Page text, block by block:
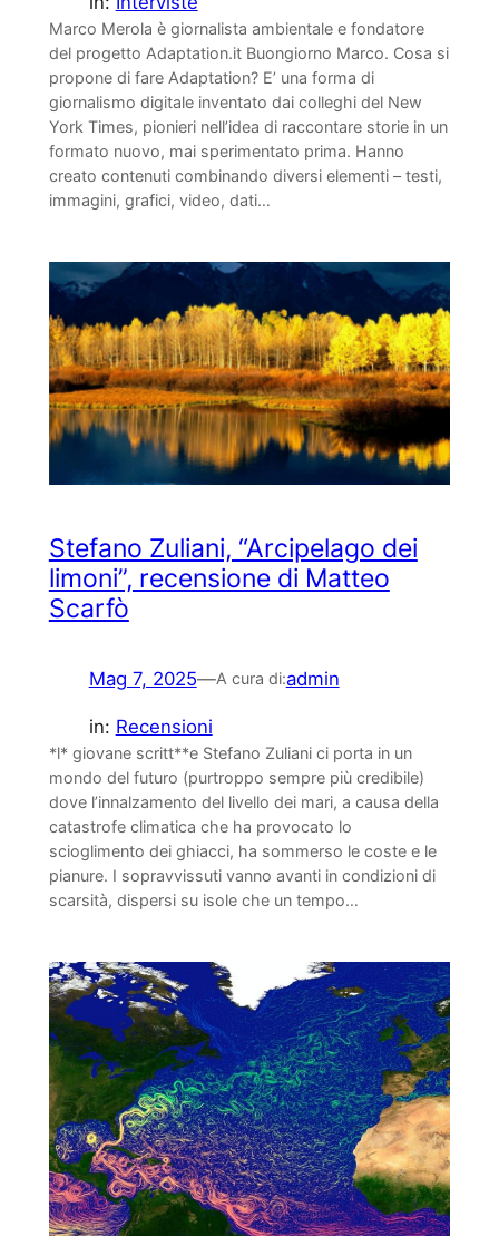
Marco Merola è giornalista ambientale e fondatore
del progetto Adaptation.it Buongiorno Marco. Cosa si
propone di fare Adaptation? E’ una forma di
giornalismo digitale inventato dai colleghi del New
York Times, pionieri nell’idea di raccontare storie in un
formato nuovo, mai sperimentato prima. Hanno
creato contenuti combinando diversi elementi – testi,
immagini, grafici, video, dati…
Stefano Zuliani, “Arcipelago dei
limoni”, recensione di Matteo
Scarfò
Mag 7, 2025—A cura di:admin
in: Recensioni
*l* giovane scritt**e Stefano Zuliani ci porta in un
mondo del futuro (purtroppo sempre più credibile)
dove l’innalzamento del livello dei mari, a causa della
catastrofe climatica che ha provocato lo
scioglimento dei ghiacci, ha sommerso le coste e le
pianure. I sopravvissuti vanno avanti in condizioni di
scarsità, dispersi su isole che un tempo…